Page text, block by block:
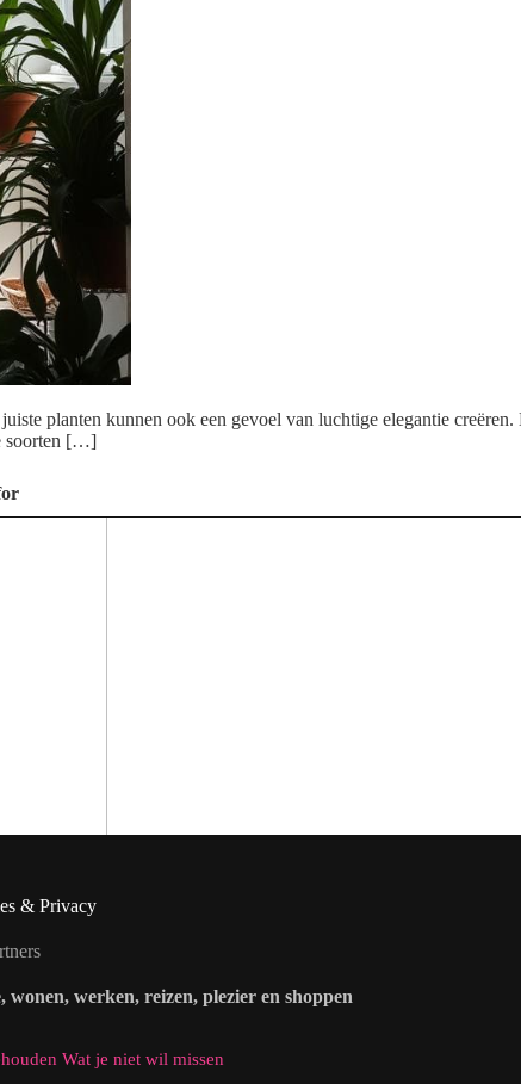
planten kunnen ook een gevoel van luchtige elegantie
soorten […]
& Privacy
wonen, werken, reizen, plezier en shoppen
Wat je niet wil missen